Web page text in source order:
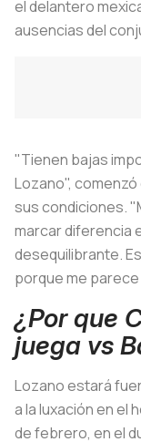
el delantero
ausencias del
"Tienen bajas
Lozano",
sus condiciones.
marcar diferencia
desequilibrante.
porque me
¿Por que
juega vs
Lozano estará
a la luxación en el
de febrero, en el